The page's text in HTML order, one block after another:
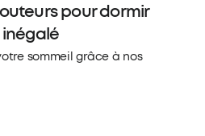
pour dormir
sommeil grâce à nos